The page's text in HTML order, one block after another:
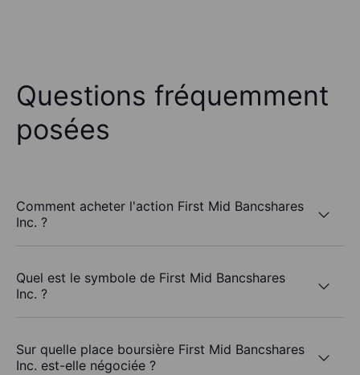
Questions fréquemment
posées
Comment acheter l'action First Mid Bancshares
Inc. ?
Quel est le symbole de First Mid Bancshares
Inc. ?
Sur quelle place boursière First Mid Bancshares
Inc. est-elle négociée ?